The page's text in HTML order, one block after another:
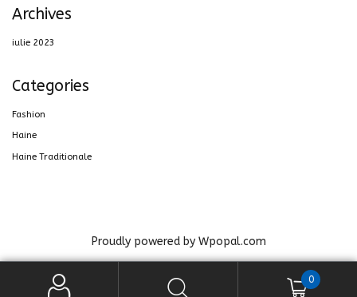
Archives
iulie 2023
Categories
Fashion
Haine
Haine Traditionale
Proudly powered by Wpopal.com
0